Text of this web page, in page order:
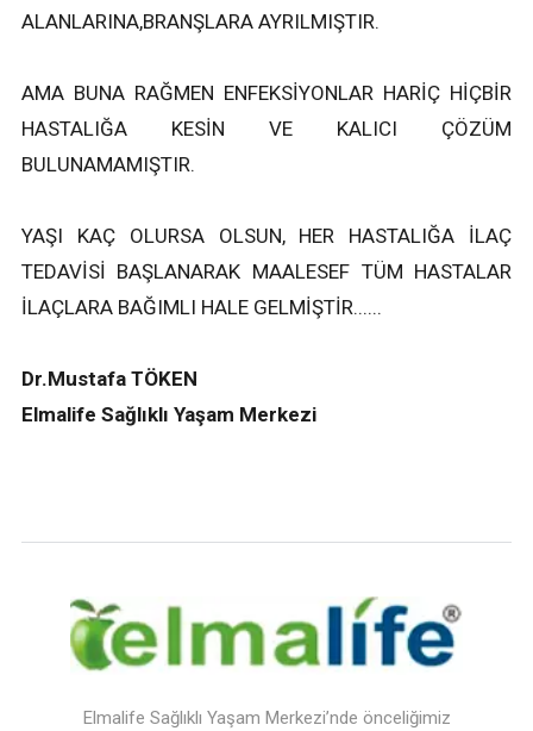
ALANLARINA,BRANŞLARA AYRILMIŞTIR.
AMA BUNA RAĞMEN ENFEKSİYONLAR HARİÇ HİÇBİR
HASTALIĞA KESİN VE KALICI ÇÖZÜM
BULUNAMAMIŞTIR.
YAŞI KAÇ OLURSA OLSUN, HER HASTALIĞA İLAÇ
TEDAVİSİ BAŞLANARAK MAALESEF TÜM HASTALAR
İLAÇLARA BAĞIMLI HALE GELMİŞTİR......
Dr.Mustafa TÖKEN
Elmalife Sağlıklı Yaşam Merkezi
Elmalife Sağlıklı Yaşam Merkezi’nde önceliğimiz